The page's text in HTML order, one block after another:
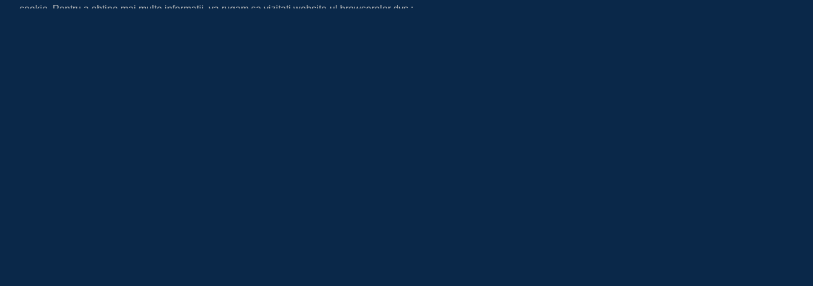
cookie. Pentru a obtine mai multe informatii, va rugam sa vizitati website-ul browserelor dvs.: